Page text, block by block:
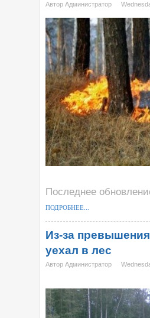
Автор Администратор
Последнее
ПОДРОБНЕЕ...
Из-за
уехал в лес
Автор Администратор